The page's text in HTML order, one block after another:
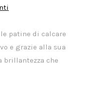
patine di calcare
e grazie alla sua
brillantezza che